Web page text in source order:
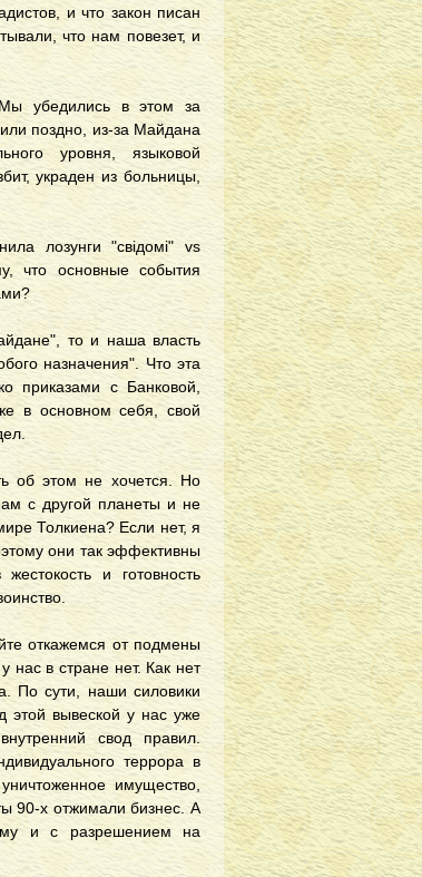
и что закон писан
что нам повезет, и
убедились в этом за
поздно, из-за Майдана
уровня, языковой
украден из больницы,
лозунги "свідомі" vs
что основные события
то и наша власть
назначения". Что эта
приказами с Банковой,
в основном себя, свой
об этом не хочется. Но
с другой планеты и не
Толкиена? Если нет, я
они так эффективны
и готовность
откажемся от подмены
нас в стране нет. Как нет
По сути, наши силовики
этой вывеской у нас уже
свод правил.
террора в
имущество,
90-х отжимали бизнес. А
и с разрешением на